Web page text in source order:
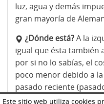
Este sitio web utiliza cookies
luz, agua y demás
gran mayoría de
¿Dónde está?A la
igual que ésta también
por si no lo sabías, el
poco menor debido a
pasado reciente